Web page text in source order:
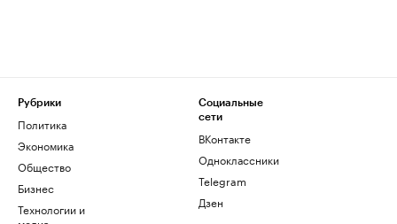
Рубрики
Политика
Экономика
Общество
Бизнес
Технологии и
Социальные
сети
ВКонтакте
Одноклассники
Telegram
Дзен